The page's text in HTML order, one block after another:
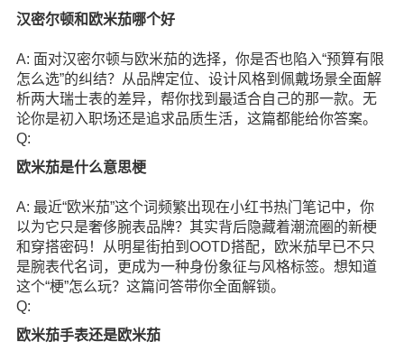
汉密尔顿和欧米茄哪个好
A: 面对汉密尔顿与欧米茄的选择，你是否也陷入“预算有限
怎么选”的纠结？从品牌定位、设计风格到佩戴场景全面解
析两大瑞士表的差异，帮你找到最适合自己的那一款。无
论你是初入职场还是追求品质生活，这篇都能给你答案。
Q:
欧米茄是什么意思梗
A: 最近“欧米茄”这个词频繁出现在小红书热门笔记中，你
以为它只是奢侈腕表品牌？其实背后隐藏着潮流圈的新梗
和穿搭密码！从明星街拍到OOTD搭配，欧米茄早已不只
是腕表代名词，更成为一种身份象征与风格标签。想知道
这个“梗”怎么玩？这篇问答带你全面解锁。
Q:
欧米茄手表还是欧米茄